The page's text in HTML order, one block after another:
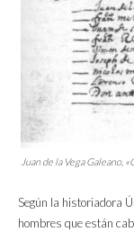
Juan de la Vega Galeano,
Según la historiadora
hombres que están